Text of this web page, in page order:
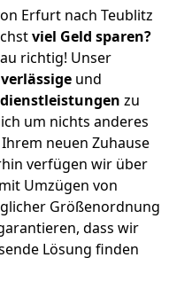
Erfurt nach Teublitz
viel Geld sparen?
richtig! Unser
und
zu
um nichts anderes
neuen Zuhause
verfügen wir über
Umzügen von
Größenordnung
dass wir
Lösung finden